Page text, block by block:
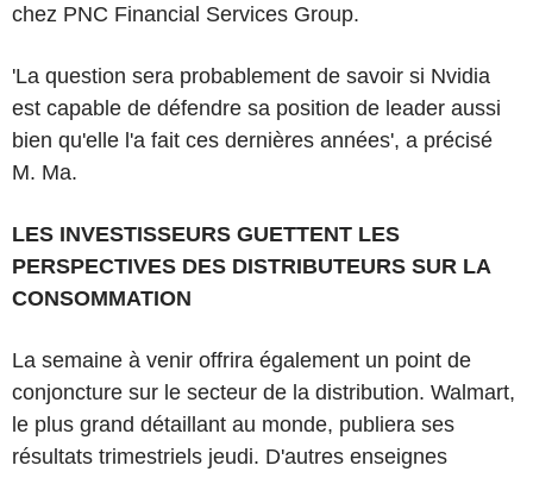
chez PNC Financial Services Group.
'La question sera probablement de savoir si Nvidia
est capable de défendre sa position de leader aussi
bien qu'elle l'a fait ces dernières années', a précisé
M. Ma.
LES INVESTISSEURS GUETTENT LES
PERSPECTIVES DES DISTRIBUTEURS SUR LA
CONSOMMATION
La semaine à venir offrira également un point de
conjoncture sur le secteur de la distribution. Walmart,
le plus grand détaillant au monde, publiera ses
résultats trimestriels jeudi. D'autres enseignes